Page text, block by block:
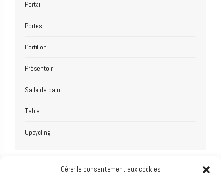
Gérer le consentement aux cookies
Portail
Portes
Portillon
Présentoir
Salle de bain
Table
Upcycling